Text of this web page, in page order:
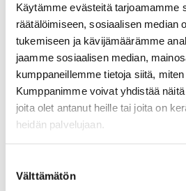
Käytämme evästeitä tarjoamamme
räätälöimiseen, sosiaalisen median
tukemiseen ja kävijämäärämme
jaamme sosiaalisen median,
kumppaneillemme tietoja siitä,
Kumppanimme voivat yhdistää
joita olet antanut heille tai joita on
heidän palvelujaan.
semio.fi/yhteys/tietosuojasivu
valinta
Välttämätön